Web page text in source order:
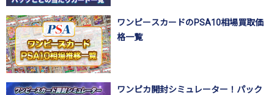
ワンピースカードのPSA10相場買取価
格一覧
ワンピカ開封シミュレーター！パック